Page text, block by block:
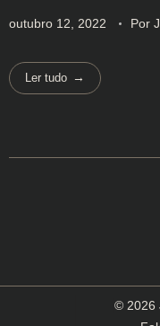
outubro 12, 2022 Por
Ler tudo
© 2026